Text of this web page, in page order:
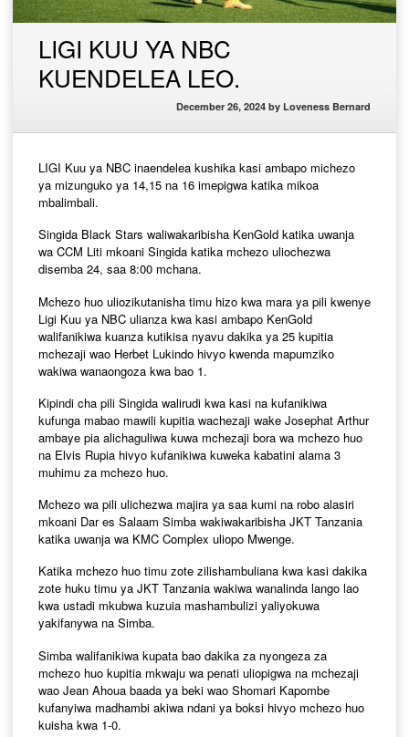
LIGI KUU YA NBC
KUENDELEA LEO.
December 26, 2024 by Loveness Bernard
LIGI Kuu ya NBC inaendelea kushika kasi ambapo michezo
ya mizunguko ya 14,15 na 16 imepigwa katika mikoa
mbalimbali.
Singida Black Stars waliwakaribisha KenGold katika uwanja
wa CCM Liti mkoani Singida katika mchezo uliochezwa
disemba 24, saa 8:00 mchana.
Mchezo huo uliozikutanisha timu hizo kwa mara ya pili kwenye
Ligi Kuu ya NBC ulianza kwa kasi ambapo KenGold
walifanikiwa kuanza kutikisa nyavu dakika ya 25 kupitia
mchezaji wao Herbet Lukindo hivyo kwenda mapumziko
wakiwa wanaongoza kwa bao 1.
Kipindi cha pili Singida walirudi kwa kasi na kufanikiwa
kufunga mabao mawili kupitia wachezaji wake Josephat Arthur
ambaye pia alichaguliwa kuwa mchezaji bora wa mchezo huo
na Elvis Rupia hivyo kufanikiwa kuweka kabatini alama 3
muhimu za mchezo huo.
Mchezo wa pili ulichezwa majira ya saa kumi na robo alasiri
mkoani Dar es Salaam Simba wakiwakaribisha JKT Tanzania
katika uwanja wa KMC Complex uliopo Mwenge.
Katika mchezo huo timu zote zilishambuliana kwa kasi dakika
zote huku timu ya JKT Tanzania wakiwa wanalinda lango lao
kwa ustadi mkubwa kuzuia mashambulizi yaliyokuwa
yakifanywa na Simba.
Simba walifanikiwa kupata bao dakika za nyongeza za
mchezo huo kupitia mkwaju wa penati uliopigwa na mchezaji
wao Jean Ahoua baada ya beki wao Shomari Kapombe
kufanyiwa madhambi akiwa ndani ya boksi hivyo mchezo huo
kuisha kwa 1-0.